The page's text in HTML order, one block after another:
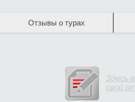
Отзывы о турах
Здесь
свой